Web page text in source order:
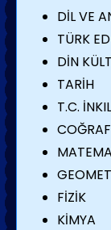
DİL VE
TÜRK
DİN
TARİH
T.C.
FİZİK
KİMYA